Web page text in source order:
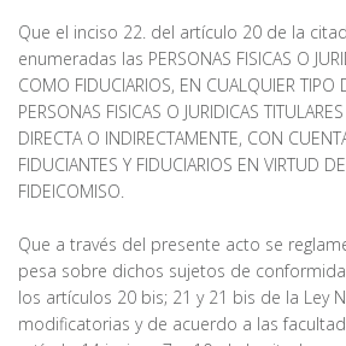
Que el inciso 22. del artículo 20 de la
enumeradas las PERSONAS FISICAS O
COMO FIDUCIARIOS, EN CUALQUIER TIPO
PERSONAS FISICAS O JURIDICAS
DIRECTA O INDIRECTAMENTE, CON
FIDUCIANTES Y FIDUCIARIOS EN VIRTUD
FIDEICOMISO.
Que a través del presente acto se
pesa sobre dichos sujetos de
los artículos 20 bis; 21 y 21 bis de la Ley
modificatorias y de acuerdo a las